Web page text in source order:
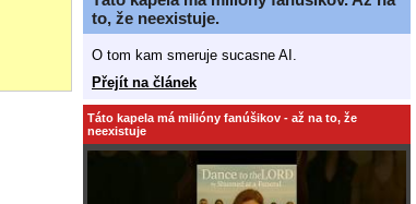
to, že neexistuje.
O tom kam smeruje sucasne AI.
Přejít na článek
Táto kapela má milióny fanúšikov - až na to, že
neexistuje